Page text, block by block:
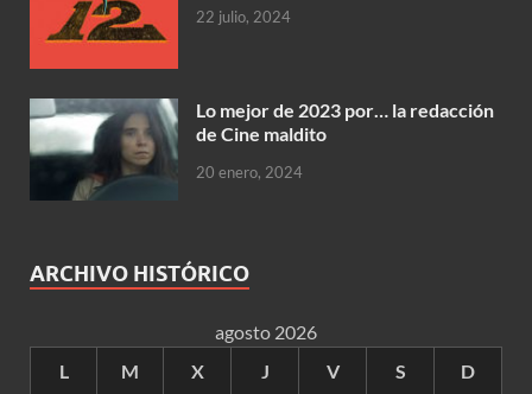
22 julio, 2024
Lo mejor de 2023 por… la redacción
de Cine maldito
20 enero, 2024
ARCHIVO HISTÓRICO
agosto 2026
L
M X J V S D